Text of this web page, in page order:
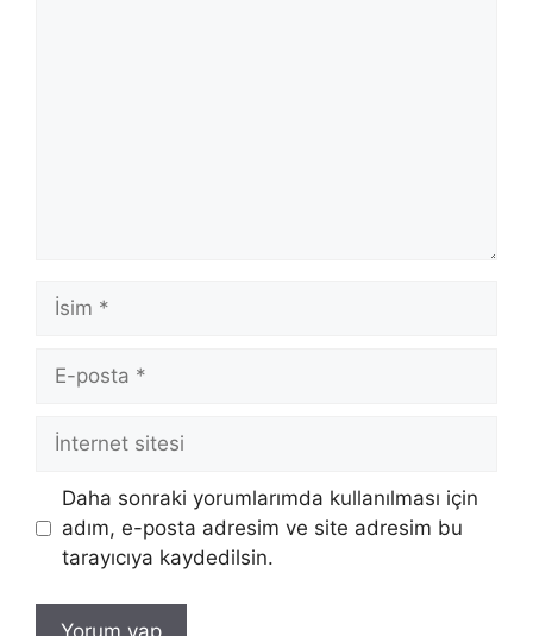
İsim
posta
İnternet
Daha sonraki yorumlarımda kullanılması için
adım, e-posta adresim ve site adresim bu
tarayıcıya kaydedilsin.